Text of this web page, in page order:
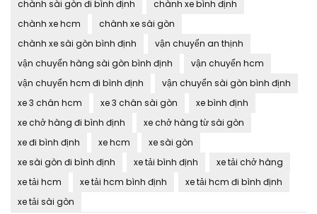
chành sài gòn đi bình định
chành xe bình định
chành xe hcm
chành xe sài gòn
chành xe sài gòn bình định
vận chuyển an thịnh
vận chuyển hàng sài gòn bình định
vận chuyển hcm
vận chuyển hcm đi bình định
vận chuyển sài gòn bình định
xe 3 chân hcm
xe 3 chân sài gòn
xe bình định
xe chở hàng đi bình định
xe chở hàng từ sài gòn
xe đi bình định
xe hcm
xe sài gòn
xe sài gòn đi bình định
xe tải bình định
xe tải chở hàng
xe tải hcm
xe tải hcm bình định
xe tải hcm đi bình định
xe tải sài gòn